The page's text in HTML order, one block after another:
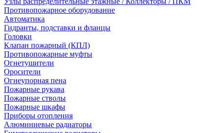
Противопожарное оборудование
Автоматика
Гидранты, подставки и фланцы
Головки
Клапан пожарный (КПЛ)
Противопожарные муфты
Огнетушители
Оросители
Огнеупорная пена
Пожарные рукава
Пожарные стволы
Пожарные шкафы
Приборы отопления
Алюминиевые радиаторы